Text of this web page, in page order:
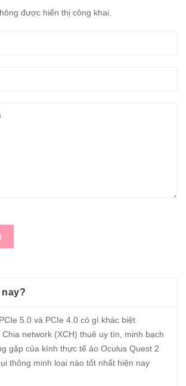
được hiển thị công khai.
5.0 và PCIe 4.0 có gì khác biệt
Chia network (XCH) thuê uy tín, minh bạch
gặp của kính thực tế ảo Oculus Quest 2
thông minh loại nào tốt nhất hiện nay